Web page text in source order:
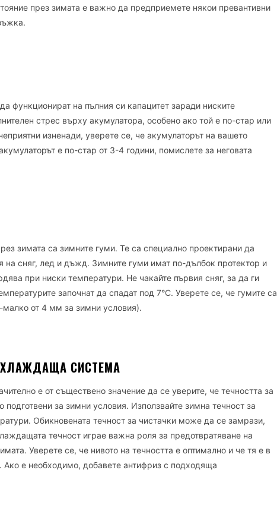
през зимата е важно да предприемете някои превантивни
функционират на пълния си капацитет заради ниските
стрес върху акумулатора, особено ако той е по-стар или
изненади, уверете се, че акумулаторът на вашето
е по-стар от 3-4 години, помислете за неговата
зимата са зимните гуми. Те са специално проектирани да
на сняг, лед и дъжд. Зимните гуми имат по-дълбок протектор и
при ниски температури. Не чакайте първия сняг, за да ги
започнат да спадат под 7°C. Уверете се, че гумите са
малко от 4 мм за зимни условия).
СИСТЕМА
е от съществено значение да се уверите, че течността за
за зимни условия. Използвайте зимна течност за
Обикновената течност за чистачки може да се замрази,
течност играе важна роля за предотвратяване на
Уверете се, че нивото на течността е оптимално и че тя е в
е необходимо, добавете антифриз с подходяща